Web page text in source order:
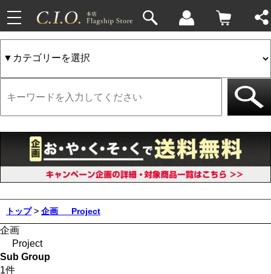
toggle
navigation
トップ > 企画 Project
企画
Project
Sub Group
1件